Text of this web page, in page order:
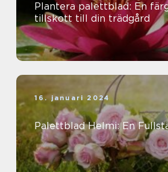
Plantera palettblad: En
tillskott till din trädgård
16. januari 2024
Palettblad Helmi: En